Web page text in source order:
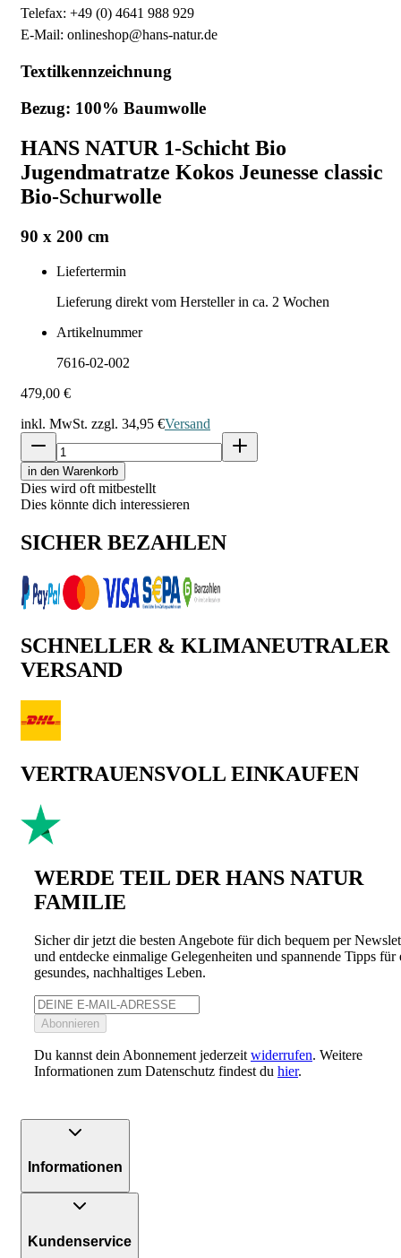
Telefax: +49 (0) 4641 988 929
E-Mail: onlineshop@hans-natur.de
Textilkennzeichnung
Bezug: 100% Baumwolle
HANS NATUR 1-Schicht Bio
Jugendmatratze Kokos Jeunesse classic
Bio-Schurwolle
90 x 200 cm
Liefertermin
Lieferung direkt vom Hersteller in ca. 2 Wochen
Artikelnummer
7616-02-002
479,00 €
inkl. MwSt. zzgl. 34,95 €Versand
in den Warenkorb
Dies wird oft mitbestellt
Dies könnte dich interessieren
SICHER BEZAHLEN
SCHNELLER & KLIMANEUTRALER
VERSAND
VERTRAUENSVOLL EINKAUFEN
WERDE TEIL DER HANS NATUR
FAMILIE
Sicher dir jetzt die besten Angebote für dich bequem per
und entdecke einmalige Gelegenheiten und spannende Tipps für
gesundes, nachhaltiges Leben.
Abonnieren
Du kannst dein Abonnement jederzeit widerrufen. Weitere
Informationen zum Datenschutz findest du hier.
Informationen
Kundenservice